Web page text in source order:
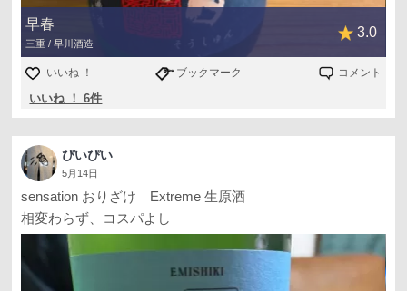
早春
三重 / 早川酒造
3.0
いいね ！ ブックマーク コメント
いいね ！ 6件
ぴいぴい
5月14日
sensation おりざけ Extreme 生原酒
相変わらず、コスパよし